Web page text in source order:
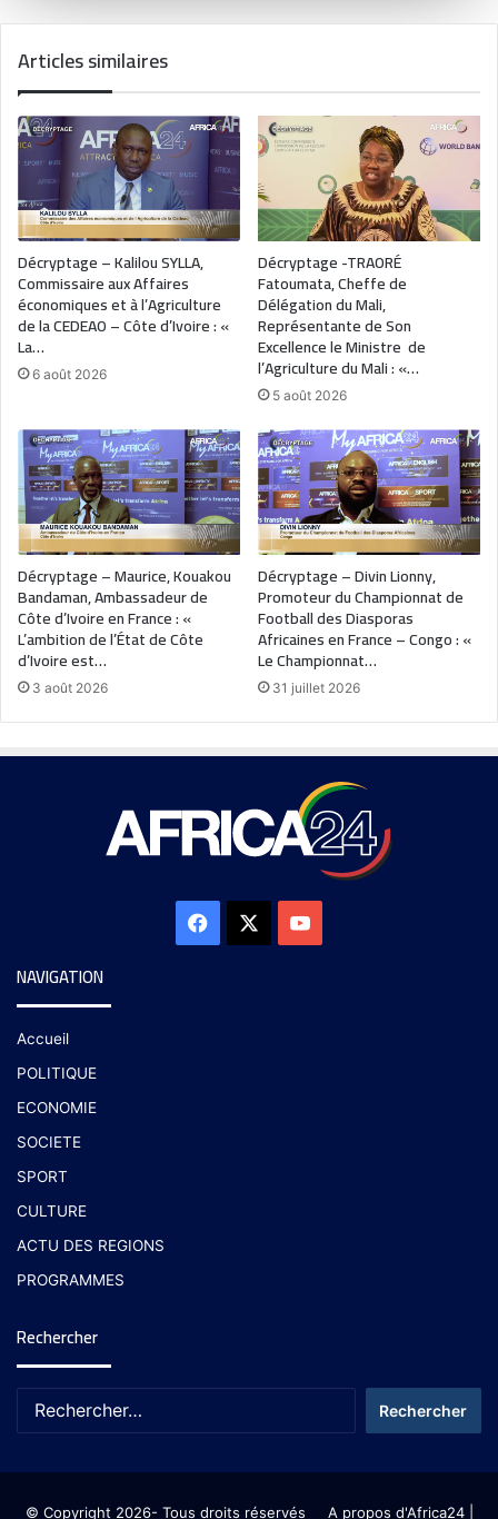
Articles similaires
Décryptage – Kalilou SYLLA,
Commissaire aux Affaires
économiques et à l’Agriculture
de la CEDEAO – Côte d’Ivoire : «
La…
6 août 2026
Décryptage -TRAORÉ
Fatoumata, Cheffe de
Délégation du Mali,
Représentante de Son
Excellence le Ministre de
l’Agriculture du Mali : «…
5 août 2026
Décryptage – Maurice, Kouakou
Bandaman, Ambassadeur de
Côte d’Ivoire en France : «
L’ambition de l’État de Côte
d’Ivoire est…
3 août 2026
Décryptage – Divin Lionny,
Promoteur du Championnat de
Football des Diasporas
Africaines en France – Congo : «
Le Championnat…
31 juillet 2026
NAVIGATION
Accueil
POLITIQUE
ECONOMIE
SOCIETE
SPORT
CULTURE
ACTU DES REGIONS
PROGRAMMES
Rechercher
© Copyright 2026- Tous droits réservés A propos d'Africa24|